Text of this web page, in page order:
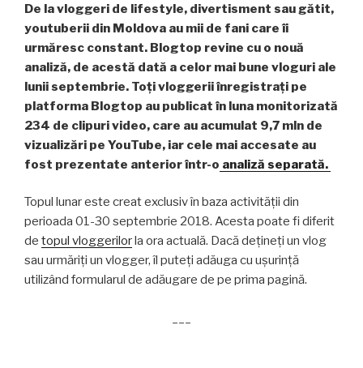
De la vloggeri de lifestyle, divertisment sau gătit,
youtuberii din Moldova au mii de fani care îi
urmăresc constant. Blogtop revine cu o nouă
analiză, de acestă dată a celor mai bune vloguri ale
lunii septembrie. Toți vloggerii înregistrați pe
platforma Blogtop au publicat în luna monitorizată
234 de clipuri video, care au acumulat 9,7 mln de
vizualizări pe YouTube, iar cele mai accesate au
fost prezentate anterior într-o analiză separată.
Topul lunar este creat exclusiv în baza activității din
perioada 01-30 septembrie 2018. Acesta poate fi diferit
de topul vloggerilor la ora actuală. Dacă dețineți un vlog
sau urmăriți un vlogger, îl puteți adăuga cu ușurință
utilizând formularul de adăugare de pe prima pagină.